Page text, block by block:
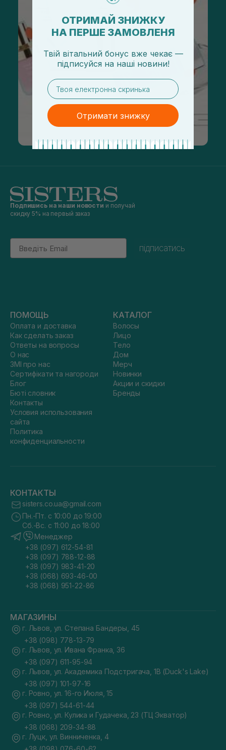
Подпишись на наши новости и получай
скидку 5% на первый заказ
Email
підписатись
ПОМОЩЬ
Оплата и доставка
Как сделать заказ
Ответы на вопросы
О нас
ЗМІ про нас
Сертифікати та нагороди
Блог
Бюті словник
Контакты
Условия использования
сайта
Политика
конфиденциальности
КАТАЛОГ
Волосы
Лицо
Тело
Дом
Мерч
Новинки
Акции и скидки
Бренды
КОНТАКТЫ
sisters.co.ua@gmail.com
Пн.-Пт. с 10:00 до 19:00
Сб.-Вс. с 11:00 до 18:00
Менеджер
+38 (097) 612-54-81
+38 (097) 788-12-88
+38 (097) 983-41-20
+38 (068) 693-46-00
+38 (068) 951-22-86
МАГАЗИНЫ
г. Львов, ул. Степана Бандеры, 45
+38 (098) 778-13-79
г. Львов, ул. Ивана Франка, 36
+38 (097) 611-95-94
г. Львов, ул. Академика Подстригача, 1В (Duck's Lake)
+38 (097) 101-97-16
г. Ровно, ул. 16-го Июля, 15
+38 (097) 544-61-44
г. Ровно, ул. Кулика и Гудачека, 23 (ТЦ Экватор)
+38 (068) 209-34-88
г. Луцк, ул. Винниченка, 4
ОТРИМАЙ ЗНИЖКУ
НА ПЕРШЕ ЗАМОВЛЕНЯ
Твій вітальний бонус вже чекає —
підписуйся на наші новини!
email
Отримати знижку